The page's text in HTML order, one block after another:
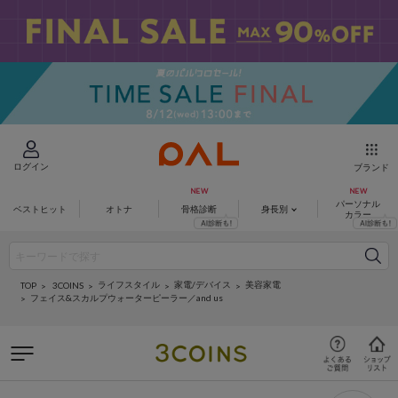
ログイン ブランド
ベストヒット オトナ 骨格診断 身長別
パーソナル
カラー
TOP 3COINS ライフスタイル 家電/デバイス
美容家電
フェイス&スカルプウォーターピーラー／and us